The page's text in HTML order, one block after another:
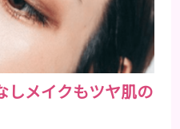
年齢と共に乱れていき
しメイクもツヤ肌の